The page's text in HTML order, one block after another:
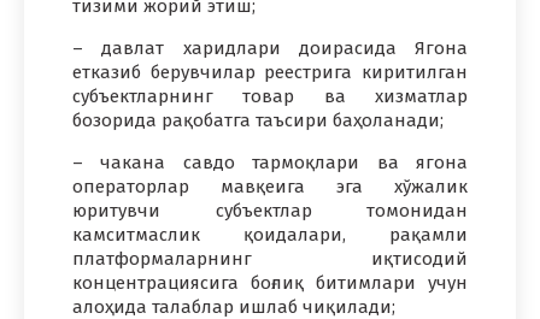
тизими жорий этиш;
– давлат харидлари доирасида Ягона
етказиб берувчилар реестрига киритилган
субъектларнинг товар ва хизматлар
бозорида рақобатга таъсири баҳоланади;
– чакана савдо тармоқлари ва ягона
операторлар мавқеига эга хўжалик
юритувчи субъектлар томонидан
камситмаслик қоидалари, рақамли
платформаларнинг иқтисодий
концентрациясига боғлиқ битимлари учун
алоҳида талаблар ишлаб чиқилади;